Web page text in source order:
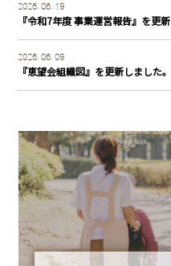
2026. 06. 19
『令和7年度 事業運営報告』を更新
2026. 06. 09
『恵望会組織図』を更新しました。